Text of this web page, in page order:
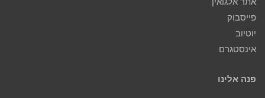
פייסבוק
יוטיוב
אינסטגרם
פנה אלינו